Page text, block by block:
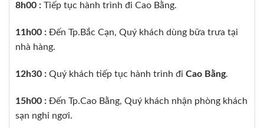
8h00 : Tiếp tục hành trình đi Cao Bằng.
11h00 : Đến Tp.Bắc Cạn, Quý khách dùng bữa trưa tại
nhà hàng.
12h30 : Quý khách tiếp tục hành trình đi Cao Bằng.
15h00 : Đến Tp.Cao Bằng, Quý khách nhận phòng khách
sạn nghỉ ngơi.